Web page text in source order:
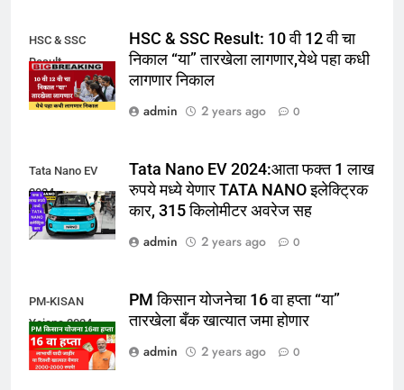
HSC & SSC
Result
HSC & SSC Result: 10 वी 12 वी चा
निकाल “या” तारखेला लागणार,येथे पहा कधी
लागणार निकाल
admin
2 years ago 0
Tata Nano EV
2024
Tata Nano EV 2024:आता फक्त 1 लाख
रुपये मध्ये येणार TATA NANO इलेक्ट्रिक
कार, 315 किलोमीटर अवरेज सह
admin
2 years ago 0
PM-KISAN
Yojana 2024
PM किसान योजनेचा 16 वा हप्ता “या”
तारखेला बँक खात्यात जमा होणार
admin
2 years ago 0